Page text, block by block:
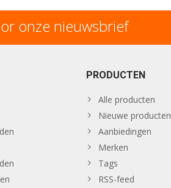
onze nieuwsbrief
PRODUCTEN
Alle producten
Nieuwe producten
Aanbiedingen
Merken
Tags
RSS-feed